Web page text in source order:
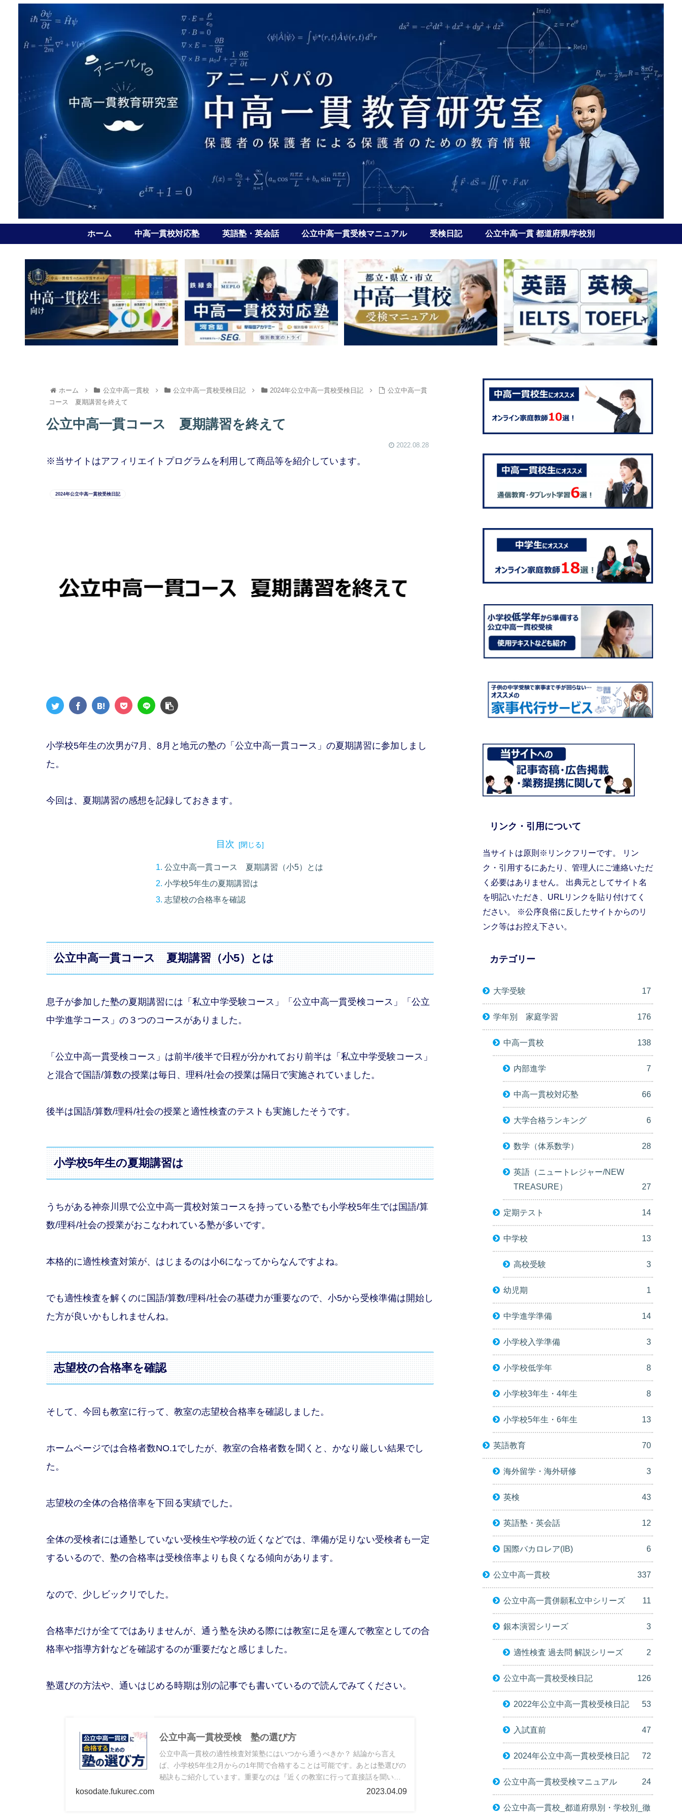
ホーム 中高一貫校対応塾 英語塾・英会話 公立中高一貫受検マニュアル 受検日記 公立中高一貫 都道府県/学校別
ホーム 公立中高一貫校 公立中高一貫校受検日記 2024年公立中高一貫校受検日記
公立中高一貫
コース 夏期講習を終えて
公立中高一貫コース 夏期講習を終えて
2022.08.28
※当サイトはアフィリエイトプログラムを利用して商品等を紹介しています。
2024年公立中高一貫校受検日記
小学校5年生の次男が7月、8月と地元の塾の「公立中高一貫コース」の夏期講習に参加しまし
た。
今回は、夏期講習の感想を記録しておきます。
目次
公立中高一貫コース 夏期講習（小5）とは
小学校5年生の夏期講習は
志望校の合格率を確認
公立中高一貫コース 夏期講習（小5）とは
息子が参加した塾の夏期講習には「私立中学受験コース」「公立中高一貫受検コース」「公立
中学進学コース」の３つのコースがありました。
「公立中高一貫受検コース」は前半/後半で日程が分かれており前半は「私立中学受験コース」
と混合で国語/算数の授業は毎日、理科/社会の授業は隔日で実施されていました。
後半は国語/算数/理科/社会の授業と適性検査のテストも実施したそうです。
小学校5年生の夏期講習は
うちがある神奈川県で公立中高一貫校対策コースを持っている塾でも小学校5年生では国語/算
数/理科/社会の授業がおこなわれている塾が多いです。
本格的に適性検査対策が、はじまるのは小6になってからなんですよね。
でも適性検査を解くのに国語/算数/理科/社会の基礎力が重要なので、小5から受検準備は開始し
た方が良いかもしれませんね。
志望校の合格率を確認
そして、今回も教室に行って、教室の志望校合格率を確認しました。
ホームページでは合格者数NO.1でしたが、教室の合格者数を聞くと、かなり厳しい結果でし
た。
志望校の全体の合格倍率を下回る実績でした。
全体の受検者には通塾していない受検生や学校の近くなどでは、準備が足りない受検者も一定
するいるので、塾の合格率は受検倍率よりも良くなる傾向があります。
なので、少しビックリでした。
合格率だけが全てではありませんが、通う塾を決める際には教室に足を運んで教室としての合
格率や指導方針などを確認するのが重要だなと感じました。
塾選びの方法や、通いはじめる時期は別の記事でも書いているので読んでみてください。
公立中高一貫校受検 塾の選び方
公立中高一貫校の適性検査対策塾にはいつから通うべきか？ 結論から言え
ば、小学校5年生2月からの1年間で合格することは可能です。あとは塾選びの
秘訣もご紹介しています。重要なのは『近くの教室に行って直接話を聞いて
みる』、できれば『体験授業を受けたり、授業を見学させてもらう』ことで
kosodate.fukurec.com 2023.04.09
リンク・引用について
当サイトは原則※リンクフリーです。 リン
ク・引用するにあたり、管理人にご連絡いただ
く必要はありません。 出典元としてサイト名
を明記いただき、URLリンクを貼り付けてく
ださい。 ※公序良俗に反したサイトからのリ
ンク等はお控え下さい。
カテゴリー
大学受験 17
学年別 家庭学習 176
中高一貫校 138
内部進学 7
中高一貫校対応塾 66
大学合格ランキング 6
数学（体系数学） 28
英語（ニュートレジャー/NEW
TREASURE）
27
定期テスト 14
中学校 13
高校受験 3
幼児期 1
中学進学準備 14
小学校入学準備 3
小学校低学年 8
小学校3年生・4年生 8
小学校5年生・6年生 13
英語教育 70
海外留学・海外研修 3
英検 43
英語塾・英会話 12
国際バカロレア(IB) 6
公立中高一貫校 337
公立中高一貫併願私立中シリーズ 11
銀本演習シリーズ 3
適性検査 過去問 解説シリーズ 2
公立中高一貫校受検日記 126
2022年公立中高一貫校受検日記 53
入試直前 47
2024年公立中高一貫校受検日記 72
公立中高一貫校受検マニュアル 24
公立中高一貫校_都道府県別・学校別_徹